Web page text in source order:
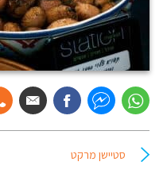
סטיישן מרקט